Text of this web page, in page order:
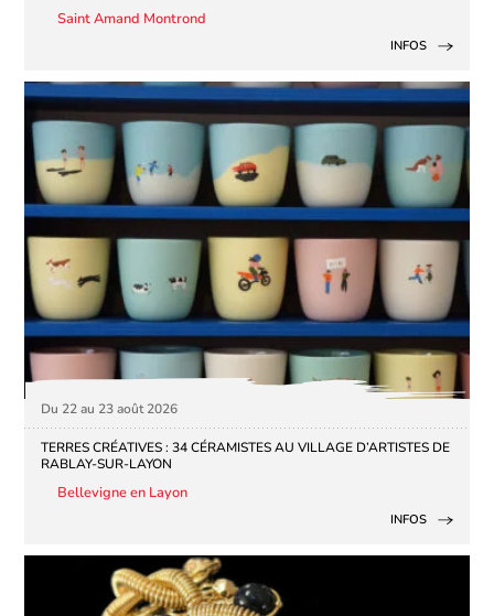
Saint Amand Montrond
INFOS
Du 22 au 23 août 2026
TERRES CRÉATIVES : 34 CÉRAMISTES AU VILLAGE D’ARTISTES DE
RABLAY-SUR-LAYON
Bellevigne en Layon
INFOS